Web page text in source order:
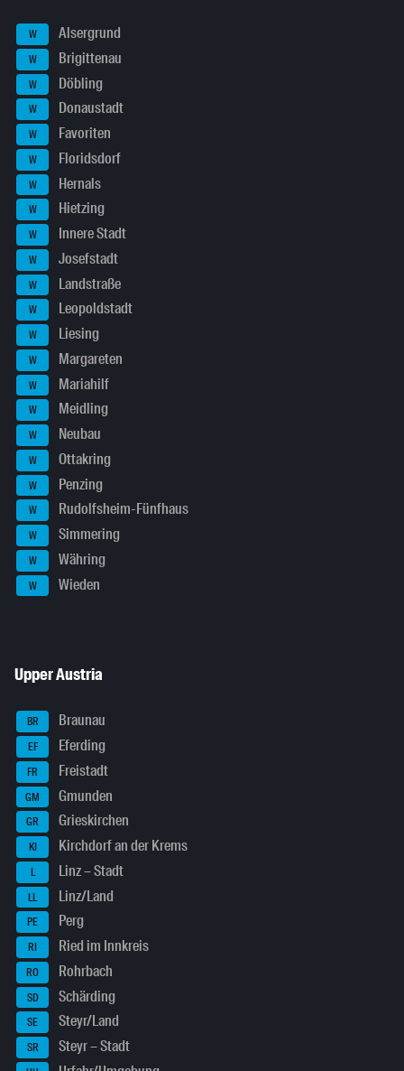
W Alsergrund
W Brigittenau
W Döbling
W Donaustadt
W Favoriten
W Floridsdorf
W Hernals
W Hietzing
W Innere Stadt
W Josefstadt
W Landstraße
W Leopoldstadt
W Liesing
W Margareten
W Mariahilf
W Meidling
W Neubau
W Ottakring
W Penzing
W Rudolfsheim-Fünfhaus
W Simmering
W Währing
W Wieden
Upper Austria
BR Braunau
EF Eferding
FR Freistadt
GM Gmunden
GR Grieskirchen
KI Kirchdorf an der Krems
L Linz – Stadt
LL Linz/Land
PE Perg
RI Ried im Innkreis
RO Rohrbach
SD Schärding
SE Steyr/Land
SR Steyr – Stadt